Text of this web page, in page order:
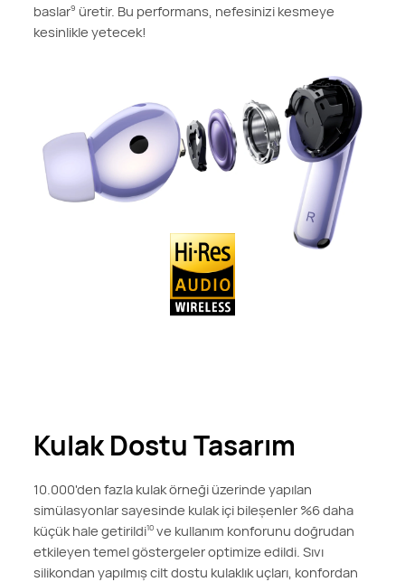
baslar9 üretir. Bu performans, nefesinizi kesmeye
kesinlikle yetecek!
Kulak Dostu Tasarım
10.000'den fazla kulak örneği üzerinde yapılan
simülasyonlar sayesinde kulak içi bileşenler %6 daha
küçük hale getirildi10 ve kullanım konforunu doğrudan
etkileyen temel göstergeler optimize edildi. Sıvı
silikondan yapılmış cilt dostu kulaklık uçları, konfordan